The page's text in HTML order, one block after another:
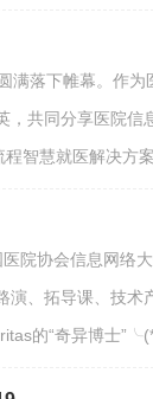
落下帷幕。作
共同分享医院
智慧就医解决
协会信息网络
、拓导课、技
的“奇异博士